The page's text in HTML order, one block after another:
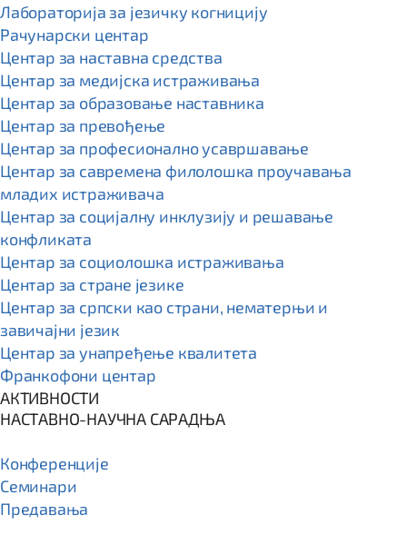
Лабораторија за језичку когницију
Рачунарски центар
Центар за наставна средства
Центар за медијска истраживања
Центар за образовање наставника
Центар за превођење
Центар за професионално усавршавање
Центар за савремена филолошка проучавања
младих истраживача
Центар за социјалну инклузију и решавање
конфликата
Центар за социолошка истраживања
Центар за стране језике
Центар за српски као страни, нематерњи и
завичајни језик
Центар за унапређење квалитета
Франкофони центар
АКТИВНОСТИ
НАСТАВНО-НАУЧНА САРАДЊА
Конференције
Семинари
Предавања